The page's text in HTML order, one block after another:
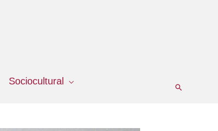
Sociocultural
Buscar